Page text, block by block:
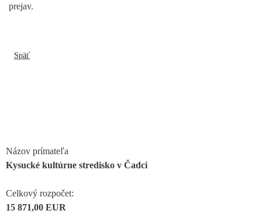
prejav.
Späť
Názov prímateľa
Kysucké kultúrne stredisko v Čadci
Celkový rozpočet:
15 871,00 EUR